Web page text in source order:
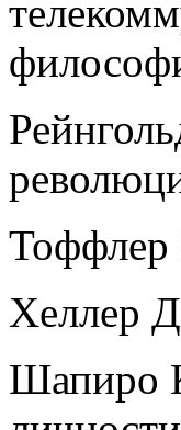
Тоффлер
Хеллер
Шапиро